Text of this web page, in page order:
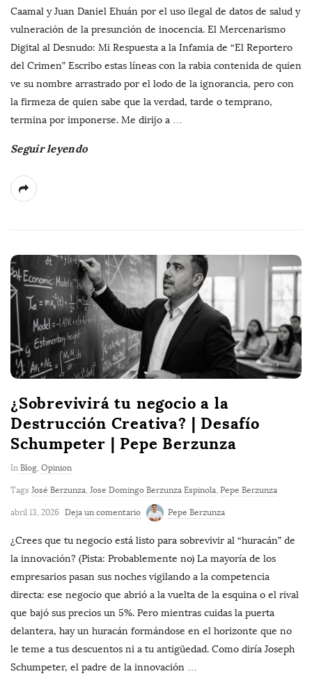
Caamal y Juan Daniel Ehuán por el uso ilegal de datos de salud y
vulneración de la presunción de inocencia. El Mercenarismo
Digital al Desnudo: Mi Respuesta a la Infamia de “El Reportero
del Crimen” Escribo estas líneas con la rabia contenida de quien
ve su nombre arrastrado por el lodo de la ignorancia, pero con
la firmeza de quien sabe que la verdad, tarde o temprano,
termina por imponerse. Me dirijo a …
Seguir leyendo
¿Sobrevivirá tu negocio a la
Destrucción Creativa? | Desafío
Schumpeter | Pepe Berzunza
In Blog Opinion
Tags José Berzunza Jose Domingo Berzunza Espinola Pepe Berzunza
abril 13, 2026 Deja un comentario Pepe Berzunza
¿Crees que tu negocio está listo para sobrevivir al “huracán” de
la innovación? (Pista: Probablemente no) La mayoría de los
empresarios pasan sus noches vigilando a la competencia
directa: ese negocio que abrió a la vuelta de la esquina o el rival
que bajó sus precios un 5%. Pero mientras cuidas la puerta
delantera, hay un huracán formándose en el horizonte que no
le teme a tus descuentos ni a tu antigüedad. Como diría Joseph
Schumpeter, el padre de la innovación …